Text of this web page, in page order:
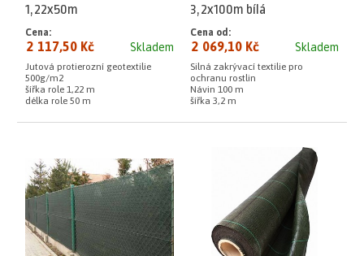
1,22x50m
Skladem
Cena:
2 117,50 Kč
Jutová protierozní geotextilie
500g/m2
šířka role 1,22 m
délka role 50 m
3,2x100m bílá
Skladem
Cena od:
2 069,10 Kč
Silná zakrývací textilie pro
ochranu rostlin
Návin 100 m
šířka 3,2 m